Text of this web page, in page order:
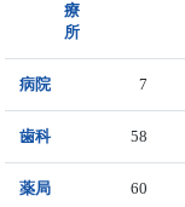
療
所
病院 7
歯科 58
薬局 60